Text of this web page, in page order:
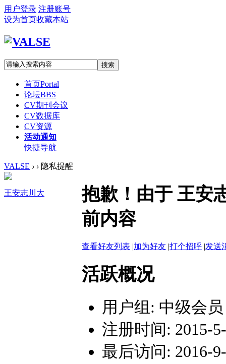
用户登录 注册账号
设为首页收藏本站
搜索
首页Portal
论坛BBS
CV期刊会议
CV数据库
CV资源
活动通知
快捷导航
VALSE › › 隐私提醒
王安志川大
抱歉！由于 王安
前内容
查看好友列表 |加为好友 |打个招呼 |发送
活跃概况
用户组: 中级会员
注册时间: 2015-
最后访问: 2016-